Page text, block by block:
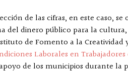
de las cifras, en este caso,
dinero público para la
de Fomento a la
Laborales en
de los municipios durante la